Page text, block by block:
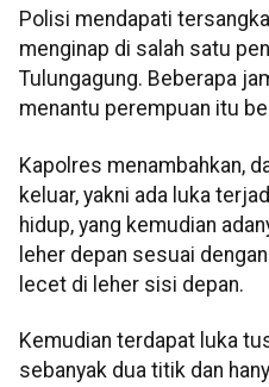
Polisi mendapati
menginap di salah satu
Tulungagung. Beberapa
menantu perempuan itu
Kapolres menambahkan,
keluar, yakni ada luka
hidup, yang kemudian
leher depan sesuai
lecet di leher sisi depan.
Kemudian terdapat luka
sebanyak dua titik dan